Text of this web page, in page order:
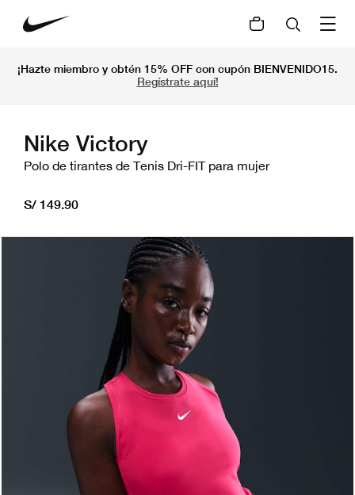
¡Hazte miembro y obtén 15% OFF con cupón BIENVENIDO15.
Regístrate aquí!
Nike Victory
Polo de tirantes de Tenis Dri-FIT para mujer
S/ 149.90